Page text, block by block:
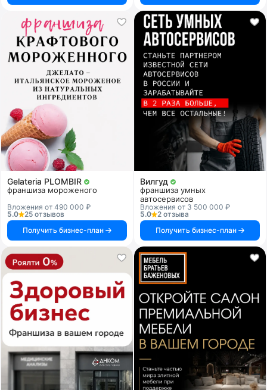
Gelateria PLOMBIR
франшиза мороженого
Вложения от 490 000 ₽
5.0
25 отзывов
Получить бизнес-план
Вилгуд
франшиза умных
автосервисов
Вложения от 3 500 000 ₽
5.0
2 отзыва
Получить бизнес-план